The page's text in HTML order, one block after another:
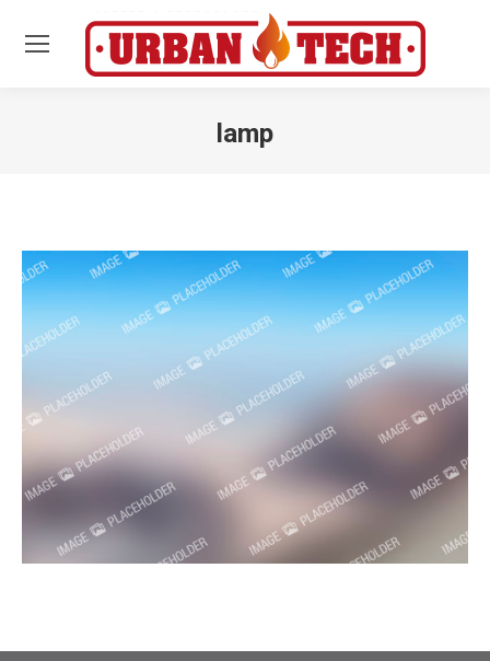
lamp